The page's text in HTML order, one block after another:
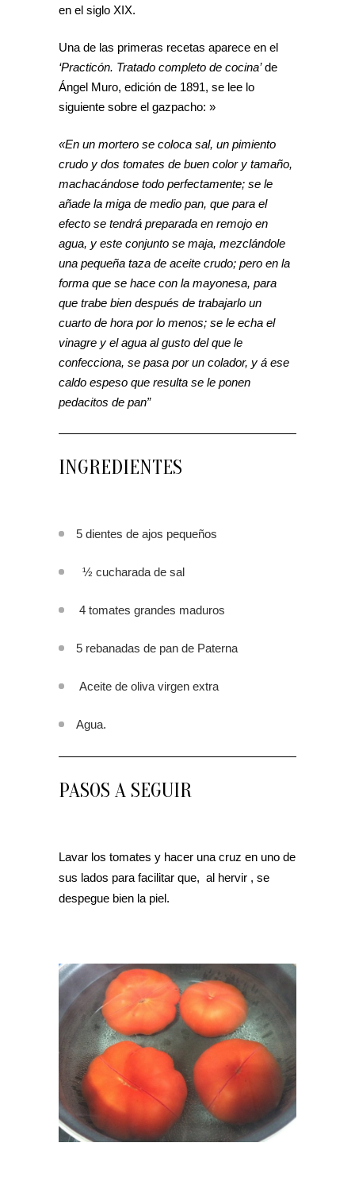
en el siglo XIX.
Una de las primeras recetas aparece en el
‘Practicón. Tratado completo de cocina’de
Ángel Muro, edición de 1891, se lee lo
siguiente sobre el gazpacho: »
«En un mortero se coloca sal, un pimiento
crudo y dos tomates de buen color y tamaño,
machacándose todo perfectamente; se le
añade la miga de medio pan, que para el
efecto se tendrá preparada en remojo en
agua, y este conjunto se maja, mezclándole
una pequeña taza de aceite crudo; pero en la
forma que se hace con la mayonesa, para
que trabe bien después de trabajarlo un
cuarto de hora por lo menos; se le echa el
vinagre y el agua al gusto del que le
confecciona, se pasa por un colador, y á ese
caldo espeso que resulta se le ponen
pedacitos de pan”
INGREDIENTES
5 dientes de ajos pequeños
½ cucharada de sal
4 tomates grandes maduros
5 rebanadas de pan de Paterna
Aceite de oliva virgen extra
Agua.
PASOS A SEGUIR
Lavar los tomates y hacer una cruz en uno de
sus lados para facilitar que, al hervir , se
despegue bien la piel.